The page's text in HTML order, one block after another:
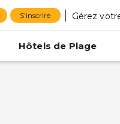
S'inscrire Gérez
Hôtels de Plage